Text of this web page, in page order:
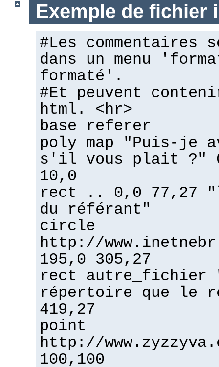
Exemple de fichier
#Les commentaires
dans un menu
formaté'.
#Et peuvent
html. <hr>
base referer
poly map "Puis-je
s'il vous plait ?"
10,0
rect .. 0,0 77,27
du référant"
circle
http://
195,0 305,27
rect autre_fichier
répertoire que le
419,27
point
http://
100,100